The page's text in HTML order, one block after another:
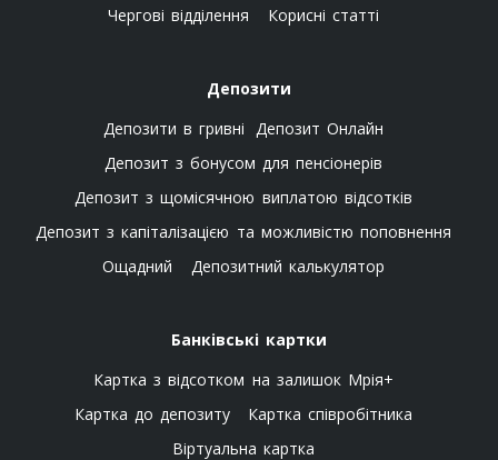
Чергові відділення
Корисні статті
Депозити
Депозити в гривні Депозит Онлайн
Депозит з бонусом для пенсіонерів
Депозит з щомісячною виплатою відсотків
Депозит з капіталізацією та можливістю поповнення
Ощадний
Депозитний калькулятор
Банківські картки
Картка з відсотком на залишок Мрія+
Картка до депозиту
Картка співробітника
Віртуальна картка